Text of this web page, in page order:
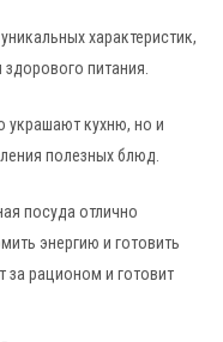
характеристик,
питания.
украшают кухню, но и
полезных блюд.
посуда отлично
энергию и готовить
за рационом и готовит